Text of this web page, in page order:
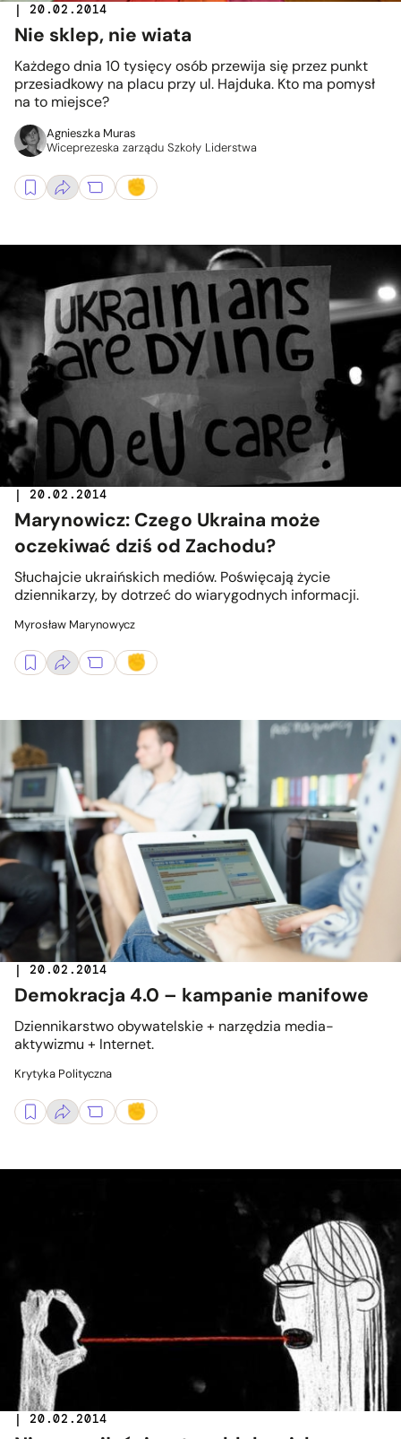
| 20.02.2014
Nie sklep, nie wiata
Każdego dnia 10 tysięcy osób przewija się przez punkt
przesiadkowy na placu przy ul. Hajduka. Kto ma pomysł
na to miejsce?
Agnieszka Muras
Wiceprezeska zarządu Szkoły Liderstwa
| 20.02.2014
Marynowicz: Czego Ukraina może
oczekiwać dziś od Zachodu?
Słuchajcie ukraińskich mediów. Poświęcają życie
dziennikarzy, by dotrzeć do wiarygodnych informacji.
Myrosław Marynowycz
| 20.02.2014
Demokracja 4.0 – kampanie manifowe
Dziennikarstwo obywatelskie + narzędzia media-
aktywizmu + Internet.
Krytyka Polityczna
| 20.02.2014